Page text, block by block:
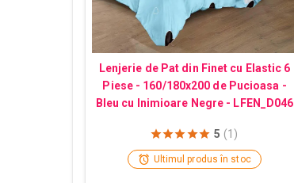
Lenjerie de Pat din Finet cu Elastic 6
Piese - 160/180x200 de Pucioasa -
Bleu cu Inimioare Negre - LFEN_D046
5 (1)
Ultimul produs în stoc